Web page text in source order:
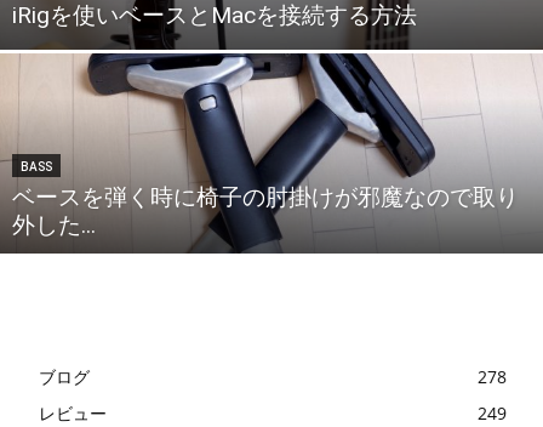
iRigを使いベースとMacを接続する方法
BASS
ベースを弾く時に椅子の肘掛けが邪魔なので取り
外した...
ブログ
278
レビュー
249